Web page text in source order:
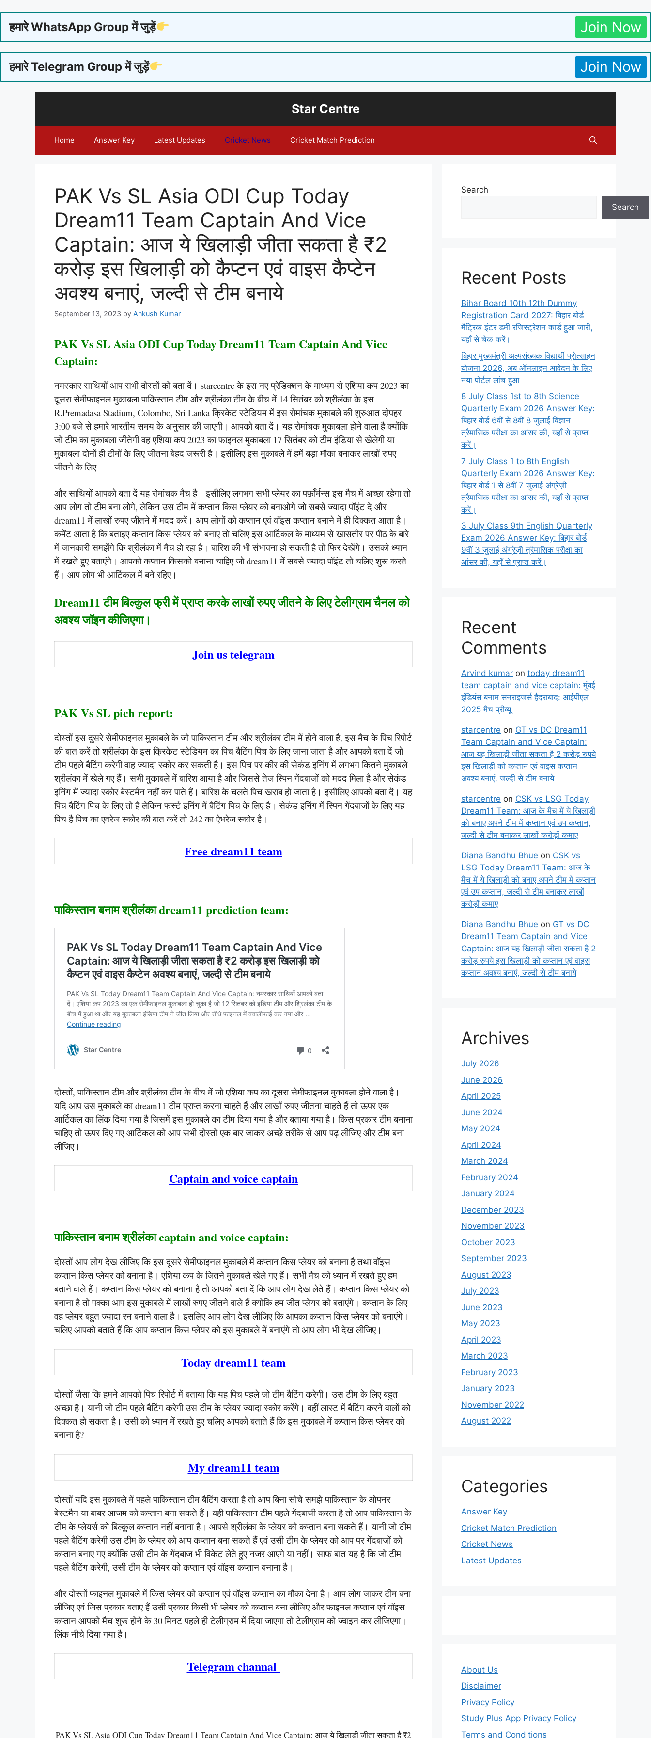
हमारे WhatsApp Group में जुड़ें Join Now
हमारे Telegram Group में जुड़ें Join Now
Star Centre
Home Answer Key Latest Updates Cricket News Cricket Match Prediction
PAK Vs SL Asia ODI Cup Today
Dream11 Team Captain And Vice
Captain: आज ये खिलाड़ी जीता सकता है ₹2
करोड़ इस खिलाड़ी को कैप्टन एवं वाइस कैप्टेन
अवश्य बनाएं, जल्दी से टीम बनाये
September 13, 2023 by Ankush Kumar
PAK Vs SL Asia ODI Cup Today Dream11 Team Captain And Vice
Captain:
नमस्कार साथियों आप सभी दोस्तों को बता दें। starcentre के इस नए प्रेडिक्शन के माध्यम से एशिया कप 2023 का
दूसरा सेमीफाइनल मुकाबला पाकिस्तान टीम और श्रीलंका टीम के बीच में 14 सितंबर को श्रीलंका के इस
R.Premadasa Stadium, Colombo, Sri Lanka क्रिकेट स्टेडियम में इस रोमांचक मुकाबले की शुरुआत दोपहर
3:00 बजे से हमारे भारतीय समय के अनुसार की जाएगी। आपको बता दें। यह रोमांचक मुकाबला होने वाला है क्योंकि
जो टीम का मुकाबला जीतेगी वह एशिया कप 2023 का फाइनल मुकाबला 17 सितंबर को टीम इंडिया से खेलेगी या
मुकाबला दोनों ही टीमों के लिए जीतना बेहद जरूरी है। इसीलिए इस मुकाबले में हमें बड़ा मौका बनाकर लाखों रुपए
जीतने के लिए
और साथियों आपको बता दें यह रोमांचक मैच है। इसीलिए लगभग सभी प्लेयर का पर्फ़ॉर्मन्स इस मैच में अच्छा रहेगा तो
आप लोग तो टीम बना लोगे, लेकिन उस टीम में कप्तान किस प्लेयर को बनाओगे जो सबसे ज्यादा पॉइंट दे और
dream11 में लाखों रुपए जीतने में मदद करें। आप लोगों को कप्तान एवं वॉइस कप्तान बनाने में ही दिक्कत आता है।
कमेंट आता है कि बताइए कप्तान किस प्लेयर को बनाए तो चलिए इस आर्टिकल के माध्यम से खासतौर पर पीठ के बारे
में जानकारी समझेंगे कि श्रीलंका में मैच हो रहा है। बारिश की भी संभावना हो सकती है तो फिर देखेंगे। उसको ध्यान
में रखते हुए बताएंगे। आपको कप्तान किसको बनाना चाहिए जो dream11 में सबसे ज्यादा पॉइंट तो चलिए शुरू करते
हैं। आप लोग भी आर्टिकल में बने रहिए।
Dream11 टीम बिल्कुल फ्री में प्राप्त करके लाखों रुपए जीतने के लिए टेलीग्राम चैनल को
अवश्य जॉइन कीजिएगा।
Join us telegram
PAK Vs SL pich report:
दोस्तों इस दूसरे सेमीफाइनल मुकाबले के जो पाकिस्तान टीम और श्रीलंका टीम में होने वाला है, इस मैच के पिच रिपोर्ट
की बात करें तो श्रीलंका के इस क्रिकेट स्टेडियम का पिच बैटिंग पिच के लिए जाना जाता है और आपको बता दें जो
टीम पहले बैटिंग करेगी वाह ज्यादा स्कोर कर सकती है। इस पिच पर कीर की सेकंड इनिंग में लगभग कितने मुकाबले
श्रीलंका में खेले गए हैं। सभी मुकाबले में बारिश आया है और जिससे तेज स्पिन गेंदबाजों को मदद मिला है और सेकंड
इनिंग में ज्यादा स्कोर बेस्टमैन नहीं कर पाते हैं। बारिश के चलते पिच खराब हो जाता है। इसीलिए आपको बता दें। यह
पिच बैटिंग पिच के लिए तो है लेकिन फर्स्ट इनिंग में बैटिंग पिच के लिए है। सेकंड इनिंग में स्पिन गेंदबाजों के लिए यह
पिच है पिच का एवरेज स्कोर की बात करें तो 242 का ऐभरेज स्कोर है।
Free dream11 team
पाकिस्तान बनाम श्रीलंका dream11 prediction team:
दोस्तों, पाकिस्तान टीम और श्रीलंका टीम के बीच में जो एशिया कप का दूसरा सेमीफाइनल मुकाबला होने वाला है।
यदि आप उस मुकाबले का dream11 टीम प्राप्त करना चाहते हैं और लाखों रुपए जीतना चाहते हैं तो ऊपर एक
आर्टिकल का लिंक दिया गया है जिसमें इस मुकाबले का टीम दिया गया है और बताया गया है। किस प्रकार टीम बनाना
चाहिए तो ऊपर दिए गए आर्टिकल को आप सभी दोस्तों एक बार जाकर अच्छे तरीके से आप पढ़ लीजिए और टीम बना
लीजिए।
Captain and voice captain
पाकिस्तान बनाम श्रीलंका captain and voice captain:
दोस्तों आप लोग देख लीजिए कि इस दूसरे सेमीफाइनल मुकाबले में कप्तान किस प्लेयर को बनाना है तथा वॉइस
कप्तान किस प्लेयर को बनाना है। एशिया कप के जितने मुकाबले खेले गए हैं। सभी मैच को ध्यान में रखते हुए हम
बताने वाले हैं। कप्तान किस प्लेयर को बनाना है तो आपको बता दें कि आप लोग देख लेते हैं। कप्तान किस प्लेयर को
बनाना है तो पक्का आप इस मुकाबले में लाखों रुपए जीतने वाले हैं क्योंकि हम जीत प्लेयर को बताएंगे। कप्तान के लिए
वह प्लेयर बहुत ज्यादा रन बनाने वाला है। इसलिए आप लोग देख लीजिए कि आपका कप्तान किस प्लेयर को बनाएंगे।
चलिए आपको बताते हैं कि आप कप्तान किस प्लेयर को इस मुकाबले में बनाएंगे तो आप लोग भी देख लीजिए।
Today dream11 team
दोस्तों जैसा कि हमने आपको पिच रिपोर्ट में बताया कि यह पिच पहले जो टीम बैटिंग करेगी। उस टीम के लिए बहुत
अच्छा है। यानी जो टीम पहले बैटिंग करेगी उस टीम के प्लेयर ज्यादा स्कोर करेंगे। वहीं लास्ट में बैटिंग करने वालों को
दिक्कत हो सकता है। उसी को ध्यान में रखते हुए चलिए आपको बताते हैं कि इस मुकाबले में कप्तान किस प्लेयर को
बनाना है?
My dream11 team
दोस्तों यदि इस मुकाबले में पहले पाकिस्तान टीम बैटिंग करता है तो आप बिना सोचे समझे पाकिस्तान के ओपनर
बेस्टमैन या बाबर आजम को कप्तान बना सकते हैं। वही पाकिस्तान टीम पहले गेंदबाजी करता है तो आप पाकिस्तान के
टीम के प्लेयर्स को बिल्कुल कप्तान नहीं बनाना है। आपसे श्रीलंका के प्लेयर को कप्तान बना सकते हैं। यानी जो टीम
पहले बैटिंग करेगी उस टीम के प्लेयर को आप कप्तान बना सकते हैं एवं उसी टीम के प्लेयर को आप पर गेंदबाजों को
कप्तान बनाए गए क्योंकि उसी टीम के गेंदबाज भी विकेट लेते हुए नजर आएंगे या नहीं। साफ बात यह है कि जो टीम
पहले बैटिंग करेगी, उसी टीम के प्लेयर को कप्तान एवं वॉइस कप्तान बनाना है।
और दोस्तों फाइनल मुकाबले में किस प्लेयर को कप्तान एवं वॉइस कप्तान का मौका देना है। आप लोग जाकर टीम बना
लीजिए एवं जिस प्रकार बताए हैं उसी प्रकार किसी भी प्लेयर को कप्तान बना लीजिए और फाइनल कप्तान एवं वॉइस
कप्तान आपको मैच शुरू होने के 30 मिनट पहले ही टेलीग्राम में दिया जाएगा तो टेलीग्राम को ज्वाइन कर लीजिएगा।
लिंक नीचे दिया गया है।
Telegram channal
PAK Vs SL Asia ODI Cup Today Dream11 Team Captain And Vice Captain: आज ये खिलाड़ी जीता सकता है ₹2
Search
Search
Recent Posts
Bihar Board 10th 12th Dummy
Registration Card 2027: बिहार बोर्ड
मैट्रिक इंटर डमी रजिस्ट्रेशन कार्ड हुआ जारी,
यहाँ से चेक करें।
बिहार मुख्यमंत्री अल्पसंख्यक विद्यार्थी प्रोत्साहन
योजना 2026, अब ऑनलाइन आवेदन के लिए
नया पोर्टल लांच हुआ
8 July Class 1st to 8th Science
Quarterly Exam 2026 Answer Key:
बिहार बोर्ड 6वीं से 8वीं 8 जुलाई विज्ञान
त्रैमासिक परीक्षा का आंसर की, यहाँ से प्राप्त
करें।
7 July Class 1 to 8th English
Quarterly Exam 2026 Answer Key:
बिहार बोर्ड 1 से 8वीं 7 जुलाई अंग्रेज़ी
त्रैमासिक परीक्षा का आंसर की, यहाँ से प्राप्त
करें।
3 July Class 9th English Quarterly
Exam 2026 Answer Key: बिहार बोर्ड
9वीं 3 जुलाई अंग्रेज़ी त्रैमासिक परीक्षा का
आंसर की, यहाँ से प्राप्त करें।
Recent
Comments
Arvind kumar on today dream11
team captain and vice captain: मुंबई
इंडियंस बनाम सनराइजर्स हैदराबाद: आईपीएल
2025 मैच प्रीव्यू
starcentre on GT vs DC Dream11
Team Captain and Vice Captain:
आज यह खिलाड़ी जीता सकता है 2 करोड़ रुपये
इस खिलाड़ी को कप्तान एवं वाइस कप्तान
अवश्य बनाएं, जल्दी से टीम बनाये
starcentre on CSK vs LSG Today
Dream11 Team: आज के मैच में ये खिलाड़ी
को बनाए अपने टीम में कप्तान एवं उप कप्तान,
जल्दी से टीम बनाकर लाखों करोड़ों कमाए
Diana Bandhu Bhue on CSK vs
LSG Today Dream11 Team: आज के
मैच में ये खिलाड़ी को बनाए अपने टीम में कप्तान
एवं उप कप्तान, जल्दी से टीम बनाकर लाखों
करोड़ों कमाए
Diana Bandhu Bhue on GT vs DC
Dream11 Team Captain and Vice
Captain: आज यह खिलाड़ी जीता सकता है 2
करोड़ रुपये इस खिलाड़ी को कप्तान एवं वाइस
कप्तान अवश्य बनाएं, जल्दी से टीम बनाये
Archives
July 2026
June 2026
April 2025
June 2024
May 2024
April 2024
March 2024
February 2024
January 2024
December 2023
November 2023
October 2023
September 2023
August 2023
July 2023
June 2023
May 2023
April 2023
March 2023
February 2023
January 2023
November 2022
August 2022
Categories
Answer Key
Cricket Match Prediction
Cricket News
Latest Updates
About Us
Disclaimer
Privacy Policy
Study Plus App Privacy Policy
Terms and Conditions